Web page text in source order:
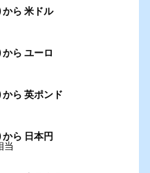
ら 米ドル
ら ユーロ
ら 英ポンド
ら 日本円
当